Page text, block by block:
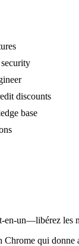
discounts
base
en-un—libérez les
qui donne